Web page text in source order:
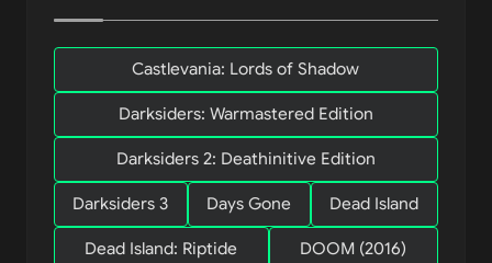
Castlevania: Lords of Shadow
Darksiders: Warmastered Edition
Darksiders 2: Deathinitive Edition
Darksiders 3 Days Gone Dead Island
Dead Island: Riptide DOOM (2016)